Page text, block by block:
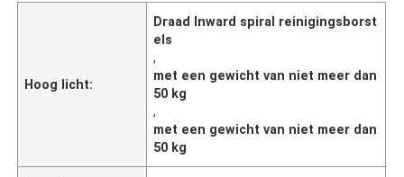
Hoog licht:
Draad Inward spiral reinigingsborst
els
,
met een gewicht van niet meer dan
50 kg
,
met een gewicht van niet meer dan
50 kg